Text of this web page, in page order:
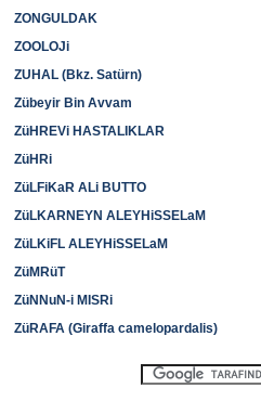
ZONGULDAK
ZOOLOJi
ZUHAL (Bkz. Satürn)
Zübeyir Bin Avvam
ZüHREVi HASTALIKLAR
ZüHRi
ZüLFiKaR ALi BUTTO
ZüLKARNEYN ALEYHiSSELaM
ZüLKiFL ALEYHiSSELaM
ZüMRüT
ZüNNuN-i MISRi
ZüRAFA (Giraffa camelopardalis)